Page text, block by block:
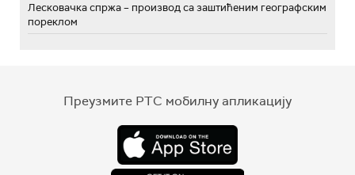
Лесковачка спржа – производ са заштићеним географским
пореклом
Преузмите РТС мобилну апликацију